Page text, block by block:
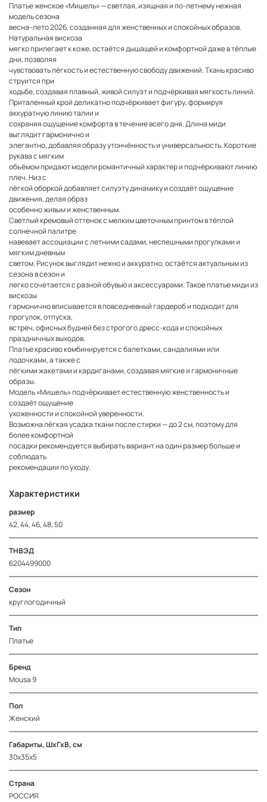
Платье женское «Мишель» — светлая, изящная и по-летнему нежная
модель сезона
весна–лето 2026, созданная для женственных и спокойных образов.
Натуральная вискоза
мягко прилегает к коже, остаётся дышащей и комфортной даже в тёплые
дни, позволяя
чувствовать лёгкость и естественную свободу движений. Ткань красиво
струится при
ходьбе, создавая плавный, живой силуэт и подчёркивая мягкость линий.
Приталенный крой деликатно подчёркивает фигуру, формируя
аккуратную линию талии и
сохраняя ощущение комфорта в течение всего дня. Длина миди
выглядит гармонично и
элегантно, добавляя образу утончённость и универсальность. Короткие
рукава с мягким
объёмом придают модели романтичный характер и подчёркивают линию
плеч. Низ с
лёгкой оборкой добавляет силуэту динамику и создаёт ощущение
движения, делая образ
особенно живым и женственным.
Светлый кремовый оттенок с мелким цветочным принтом в тёплой
солнечной палитре
навевает ассоциации с летними садами, неспешными прогулками и
мягким дневным
светом. Рисунок выглядит нежно и аккуратно, остаётся актуальным из
сезона в сезон и
легко сочетается с разной обувью и аксессуарами. Такое платье миди из
вискозы
гармонично вписывается в повседневный гардероб и подходит для
прогулок, отпуска,
встреч, офисных будней без строгого дресс-кода и спокойных
праздничных выходов.
Платье красиво комбинируется с балетками, сандалиями или
лодочками, а также с
лёгкими жакетами и кардиганами, создавая мягкие и гармоничные
образы.
Модель «Мишель» подчёркивает естественную женственность и
создаёт ощущение
ухоженности и спокойной уверенности.
Возможна лёгкая усадка ткани после стирки — до 2 см, поэтому для
более комфортной
посадки рекомендуется выбирать вариант на один размер больше и
соблюдать
рекомендации по уходу.
Характеристики
размер
42, 44, 46, 48, 50
ТНВЭД
6204499000
Сезон
круглогодичный
Тип
Платье
Бренд
Mousa 9
Пол
Женский
Габариты, ШхГхВ, см
30х35х5
Страна
РОССИЯ